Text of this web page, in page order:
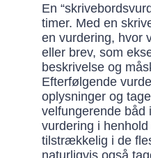
En
timer. Med en
en vurdering, hvor
eller brev, som
beskrivelse og
Efterfølgende
oplysninger og
velfungerende båd
vurdering i
tilstrækkelig i de
naturligvis også